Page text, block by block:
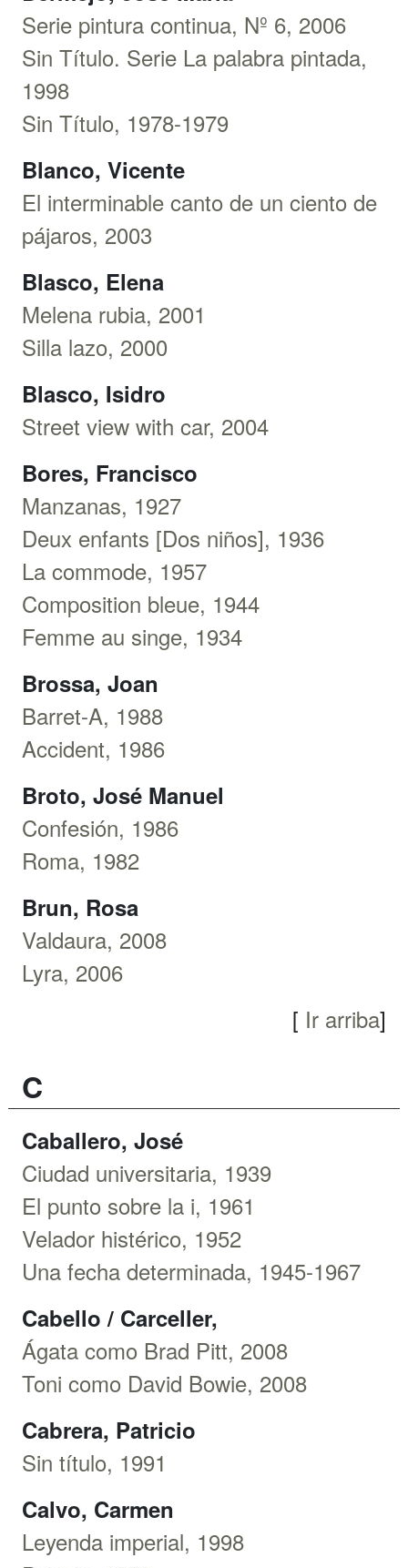
Serie pintura continua, Nº 6, 2006
Sin Título. Serie La palabra pintada,
1998
Sin Título, 1978-1979
Blanco, Vicente
El interminable canto de un ciento de
pájaros, 2003
Blasco, Elena
Melena rubia, 2001
Silla lazo, 2000
Blasco, Isidro
Street view with car, 2004
Bores, Francisco
Manzanas, 1927
Deux enfants [Dos niños], 1936
La commode, 1957
Composition bleue, 1944
Femme au singe, 1934
Brossa, Joan
Barret-A, 1988
Accident, 1986
Broto, José Manuel
Confesión, 1986
Roma, 1982
Brun, Rosa
Valdaura, 2008
Lyra, 2006
[ Ir arriba]
C
Caballero, José
Ciudad universitaria, 1939
El punto sobre la i, 1961
Velador histérico, 1952
Una fecha determinada, 1945-1967
Cabello / Carceller,
Ágata como Brad Pitt, 2008
Toni como David Bowie, 2008
Cabrera, Patricio
Sin título, 1991
Calvo, Carmen
Leyenda imperial, 1998